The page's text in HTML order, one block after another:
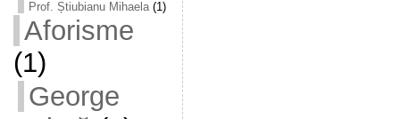
Prof. Știubianu Mihaela(1)
Aforisme
(1)
George